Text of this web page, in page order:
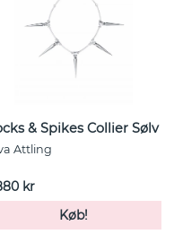
& Spikes Collier Sølv
Attling
kr
Køb!
dig
en
indbakke